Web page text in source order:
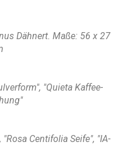
Dähnert. Maße: 56 x 27
"Quieta Kaffee-
Centifolia Seife", "IA-